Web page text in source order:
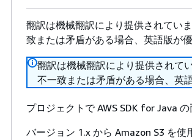
翻訳は機械翻訳により提供されてい
致または矛盾がある場合、英語版が優
翻訳は機械翻訳により提供されて
不一致または矛盾がある場合、英
プロジェクトで AWS SDK for Java
バージョン 1.x から Amazon S3 を